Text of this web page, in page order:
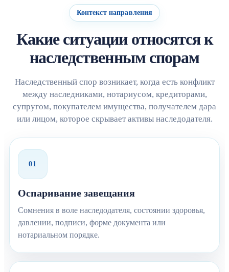
Контекст направления
Какие ситуации относятся к
наследственным спорам
Наследственный спор возникает, когда есть конфликт
между наследниками, нотариусом, кредиторами,
супругом, покупателем имущества, получателем дара
или лицом, которое скрывает активы наследодателя.
01
Оспаривание завещания
Сомнения в воле наследодателя, состоянии здоровья,
давлении, подписи, форме документа или
нотариальном порядке.